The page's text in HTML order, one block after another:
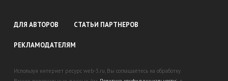
ДЛЯ АВТОРОВ СТАТЬИ ПАРТНЕРОВ
РЕКЛАМОДАТЕЛЯМ
Используя интернет ресурс web-3.ru, Вы соглашаетесь на обработку